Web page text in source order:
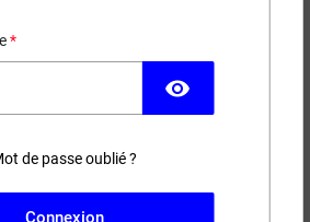
visibility
de passe oublié ?
Connexion
(1 avis)
€
EN STOCK
Taux de nicotine